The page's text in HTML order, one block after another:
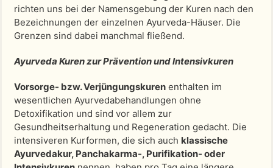
richten uns bei der Namensgebung der Kuren nach den
Bezeichnungen der einzelnen Ayurveda-Häuser. Die
Grenzen sind dabei manchmal fließend.
Ayurveda Kuren zur Prävention und Intensivkuren
Vorsorge- bzw. Verjüngungskuren enthalten im
wesentlichen Ayurvedabehandlungen ohne
Detoxifikation und sind vor allem zur
Gesundheitserhaltung und Regeneration gedacht. Die
intensiveren Kurformen, die sich auch klassische
Ayurvedakur, Panchakarma-, Purifikation- oder